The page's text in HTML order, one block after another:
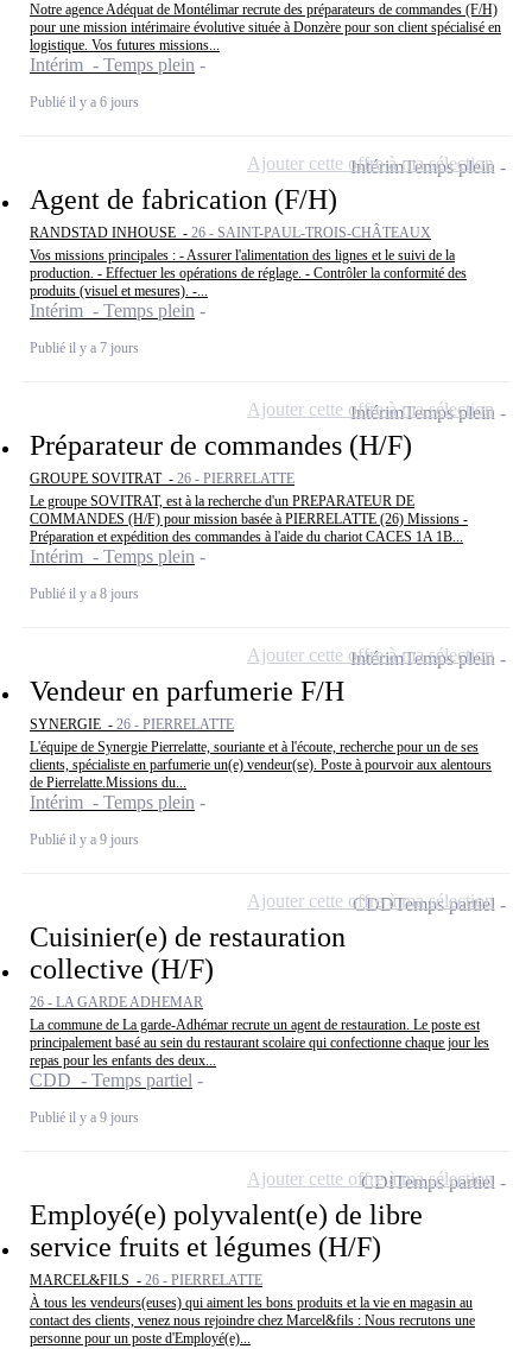
Notre agence Adéquat de Montélimar recrute des préparateurs de commandes (F/H)
pour une mission intérimaire évolutive située à Donzère pour son client spécialisé en
logistique. Vos futures missions...
Intérim - Temps plein
Publié il y a 6 jours
Agent de fabrication (F/H)
RANDSTAD INHOUSE - 26 - SAINT-PAUL-TROIS-CHÂTEAUX
Vos missions principales : - Assurer l'alimentation des lignes et le suivi de la
production. - Effectuer les opérations de réglage. - Contrôler la conformité des
produits (visuel et mesures). -...
Intérim - Temps plein
Publié il y a 7 jours
IntérimTemps plein
Ajouter cette offre à ma sélection
Préparateur de commandes (H/F)
GROUPE SOVITRAT - 26 - PIERRELATTE
Le groupe SOVITRAT, est à la recherche d'un PREPARATEUR DE
COMMANDES (H/F) pour mission basée à PIERRELATTE (26) Missions -
Préparation et expédition des commandes à l'aide du chariot CACES 1A 1B...
Intérim - Temps plein
Publié il y a 8 jours
IntérimTemps plein
Ajouter cette offre à ma sélection
Vendeur en parfumerie F/H
SYNERGIE - 26 - PIERRELATTE
L'équipe de Synergie Pierrelatte, souriante et à l'écoute, recherche pour un de ses
clients, spécialiste en parfumerie un(e) vendeur(se). Poste à pourvoir aux alentours
de Pierrelatte.Missions du...
Intérim - Temps plein
Publié il y a 9 jours
IntérimTemps plein
Ajouter cette offre à ma sélection
Cuisinier(e) de restauration
collective (H/F)
26 - LA GARDE ADHEMAR
La commune de La garde-Adhémar recrute un agent de restauration. Le poste est
principalement basé au sein du restaurant scolaire qui confectionne chaque jour les
repas pour les enfants des deux...
CDD - Temps partiel
Publié il y a 9 jours
CDDTemps partiel
Ajouter cette offre à ma sélection
Employé(e) polyvalent(e) de libre
service fruits et légumes (H/F)
MARCEL&FILS - 26 - PIERRELATTE
À tous les vendeurs(euses) qui aiment les bons produits et la vie en magasin au
contact des clients, venez nous rejoindre chez Marcel&fils : Nous recrutons une
personne pour un poste d'Employé(e)...
CDITemps partiel
Ajouter cette offre à ma sélection